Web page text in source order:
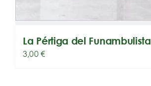
La Pértiga del Funambulista
3,00€